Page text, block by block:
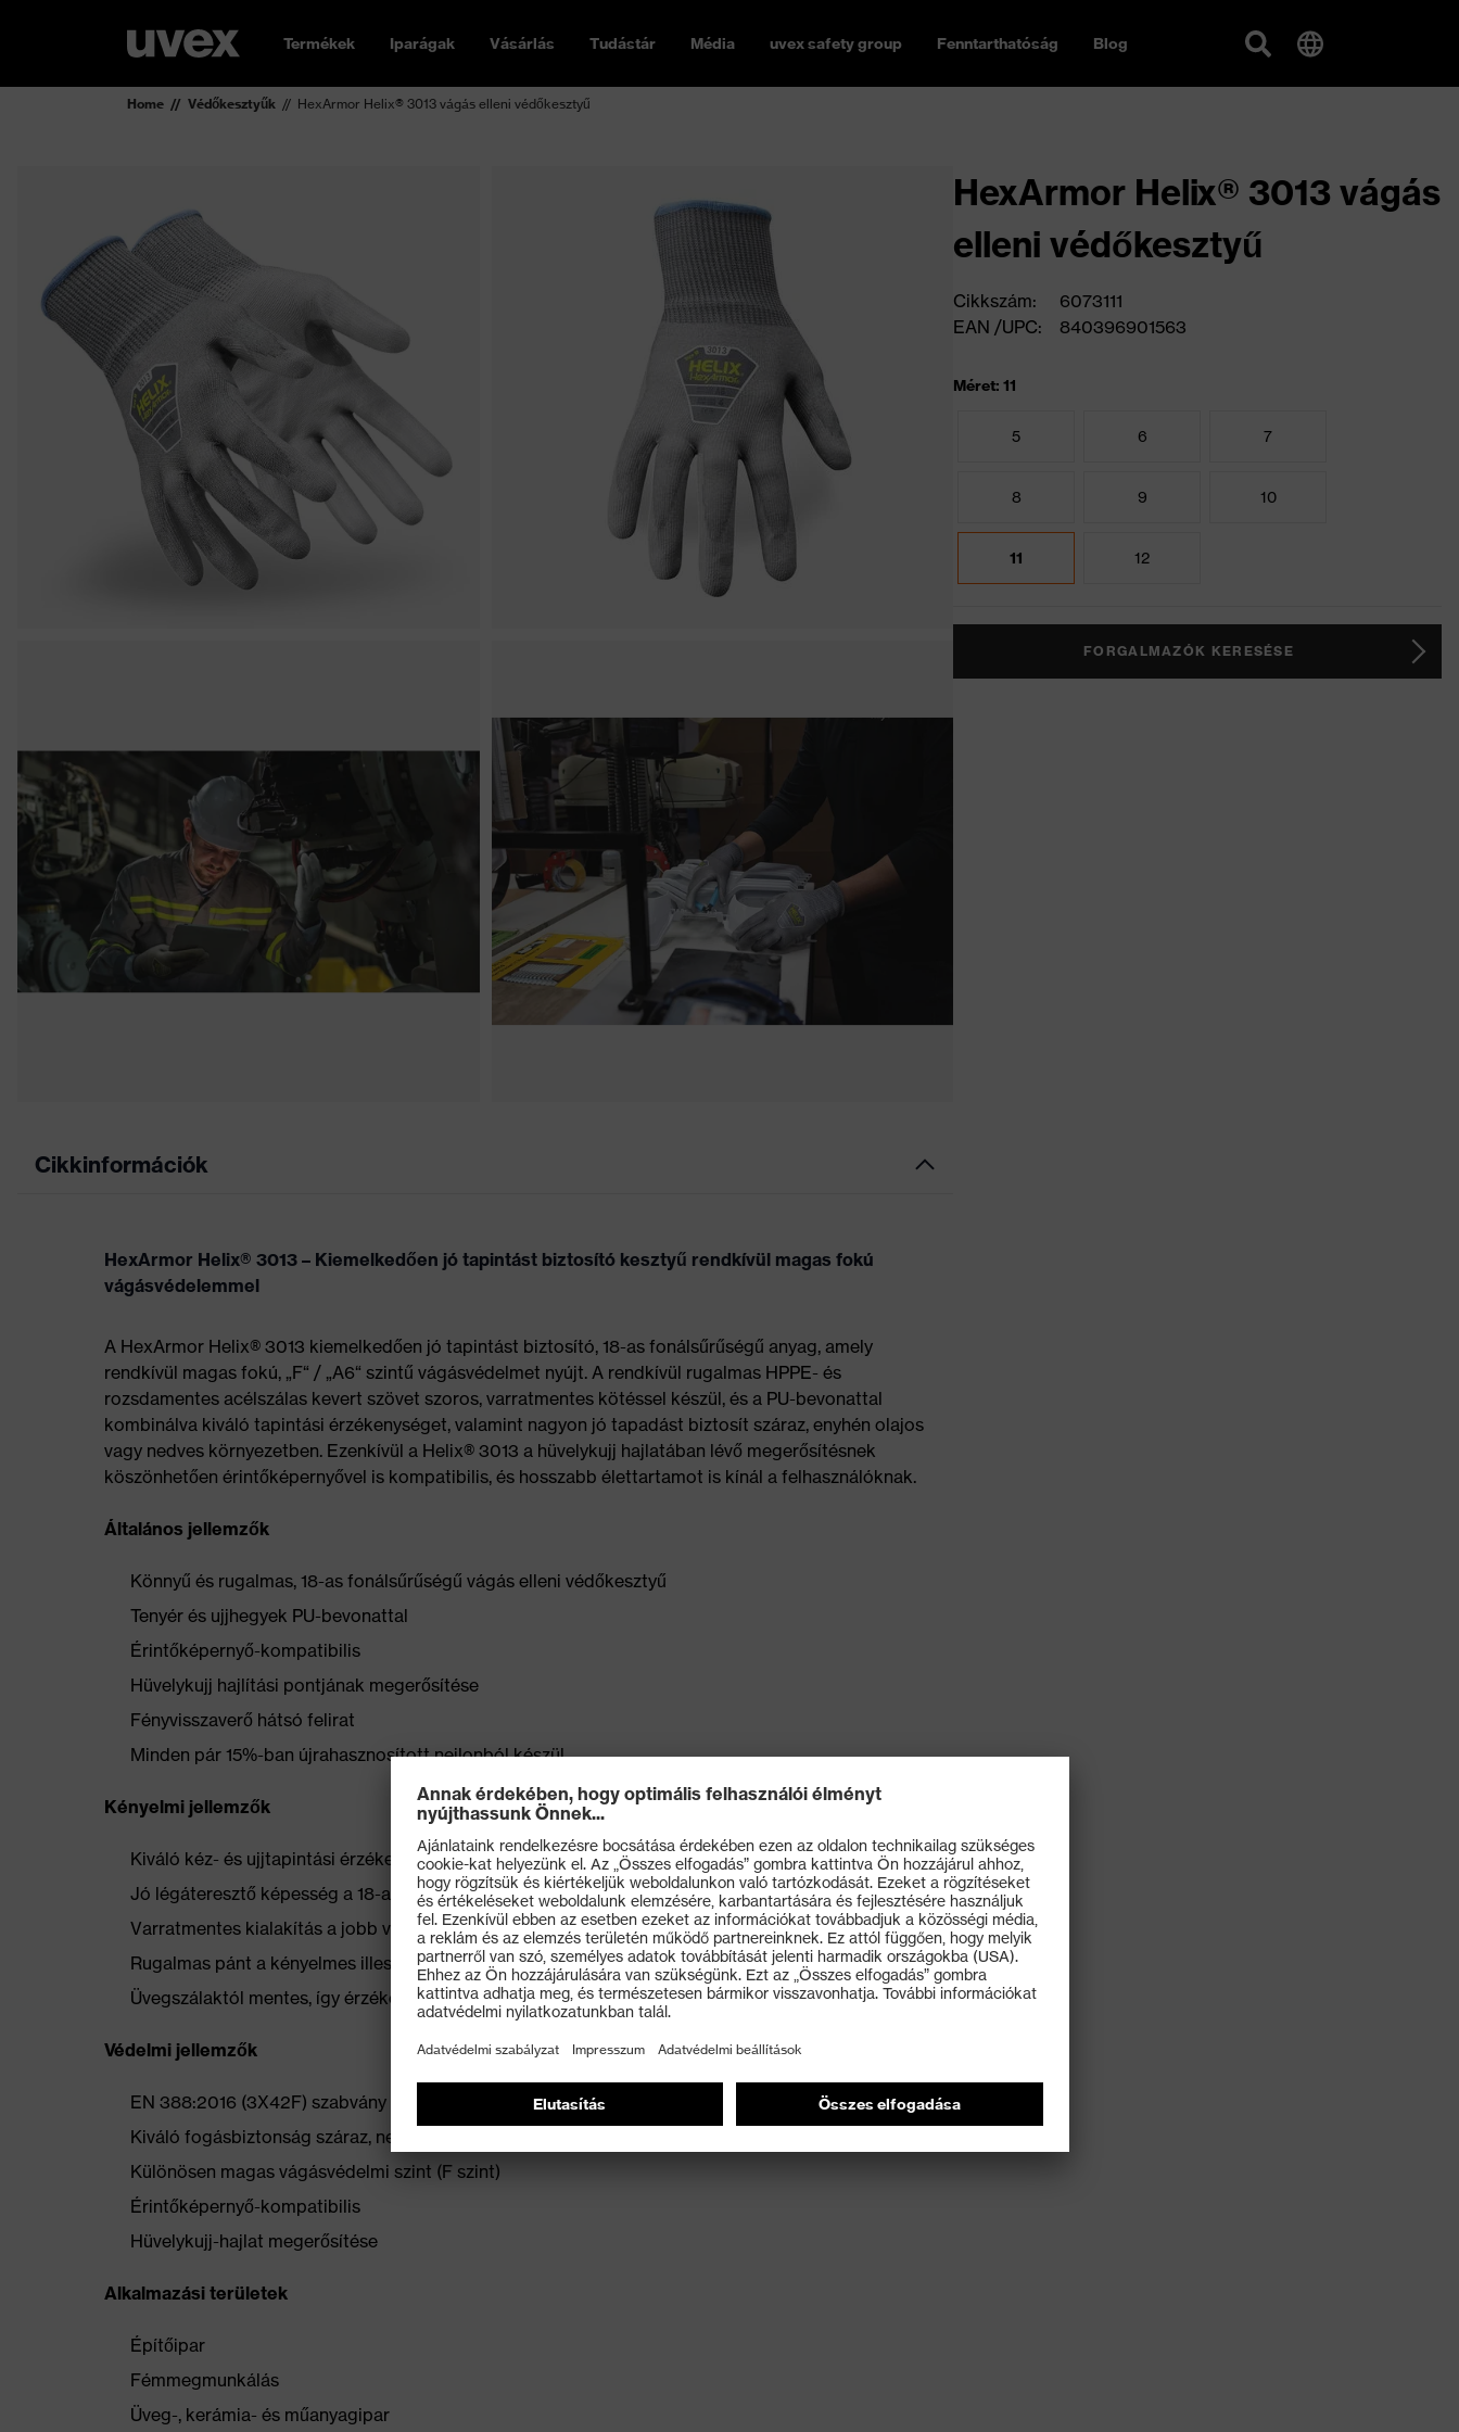
Termékek Iparágak Vásárlás Tudástár Média uvex safety group Fenntarthatóság Blog
Home Védőkesztyűk HexArmor Helix® 3013 vágás elleni védőkesztyű
Cikkinformációk
HexArmor Helix® 3013 – Kiemelkedően jó tapintást biztosító kesztyű rendkívül magas fokú
vágásvédelemmel
A HexArmor Helix® 3013 kiemelkedően jó tapintást biztosító, 18-as fonálsűrűségű anyag, amely
rendkívül magas fokú, „F“ / „A6“ szintű vágásvédelmet nyújt. A rendkívül rugalmas HPPE- és
rozsdamentes acélszálas kevert szövet szoros, varratmentes kötéssel készül, és a PU-bevonattal
kombinálva kiváló tapintási érzékenységet, valamint nagyon jó tapadást biztosít száraz, enyhén olajos
vagy nedves környezetben. Ezenkívül a Helix® 3013 a hüvelykujj hajlatában lévő megerősítésnek
köszönhetően érintőképernyővel is kompatibilis, és hosszabb élettartamot is kínál a felhasználóknak.
Általános jellemzők
Könnyű és rugalmas, 18-as fonálsűrűségű vágás elleni védőkesztyű
Tenyér és ujjhegyek PU-bevonattal
Érintőképernyő-kompatibilis
Hüvelykujj hajlítási pontjának megerősítése
Fényvisszaverő hátsó felirat
Minden pár 15%-ban újrahasznosított nejlonból készül
Kényelmi jellemzők
Kiváló kéz- és ujjtapintási érzékenység
Jó légáteresztő képesség a 18-as fonálsűrűségű kötött szövetnek köszönhetően
Varratmentes kialakítás a jobb viselési kényelem érdekében
Rugalmas pánt a kényelmes illeszkedésért
Üvegszálaktól mentes, így érzékeny bőrhöz is alkalmas
Védelmi jellemzők
EN 388:2016 (3X42F) szabvány szerint tanúsított
Kiváló fogásbiztonság száraz, nedves és enyhén olajos környezetben
Különösen magas vágásvédelmi szint (F szint)
Érintőképernyő-kompatibilis
Hüvelykujj-hajlat megerősítése
Alkalmazási területek
Építőipar
Fémmegmunkálás
Üveg-, kerámia- és műanyagipar
HexArmor Helix® 3013 vágás
elleni védőkesztyű
Cikkszám:
6073111
EAN /UPC:
840396901563
Méret: 11
5 6 7
8 9 10
11 12
FORGALMAZÓK KERESÉSE